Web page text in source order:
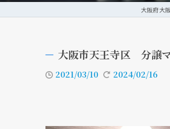
大阪府大
大阪市天王寺区 分譲
2021/03/10 2024/02/16